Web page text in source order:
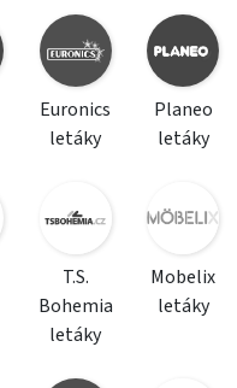
Euronics
letáky
Planeo
letáky
T.S.
Bohemia
letáky
Mobelix
letáky